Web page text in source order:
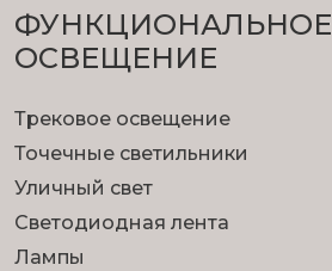
ФУНКЦИОНА­ЛЬНОЕ
ОСВЕЩЕНИЕ
Трековое освещение
Точечные светильники
Уличный свет
Светодиодная лента
Лампы